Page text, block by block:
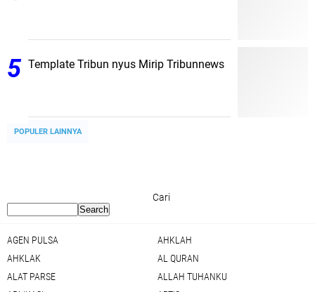
Template Tribun nyus Mirip Tribunnews
POPULER LAINNYA
Cari
AGEN PULSA
AHKLAH
AHKLAK
AL QURAN
ALAT PARSE
ALLAH TUHANKU